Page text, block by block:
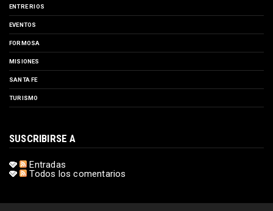
ENTRE RIOS
EVENTOS
FORMOSA
MISIONES
SANTA FE
TURISMO
SUSCRIBIRSE A
Entradas
Todos los comentarios